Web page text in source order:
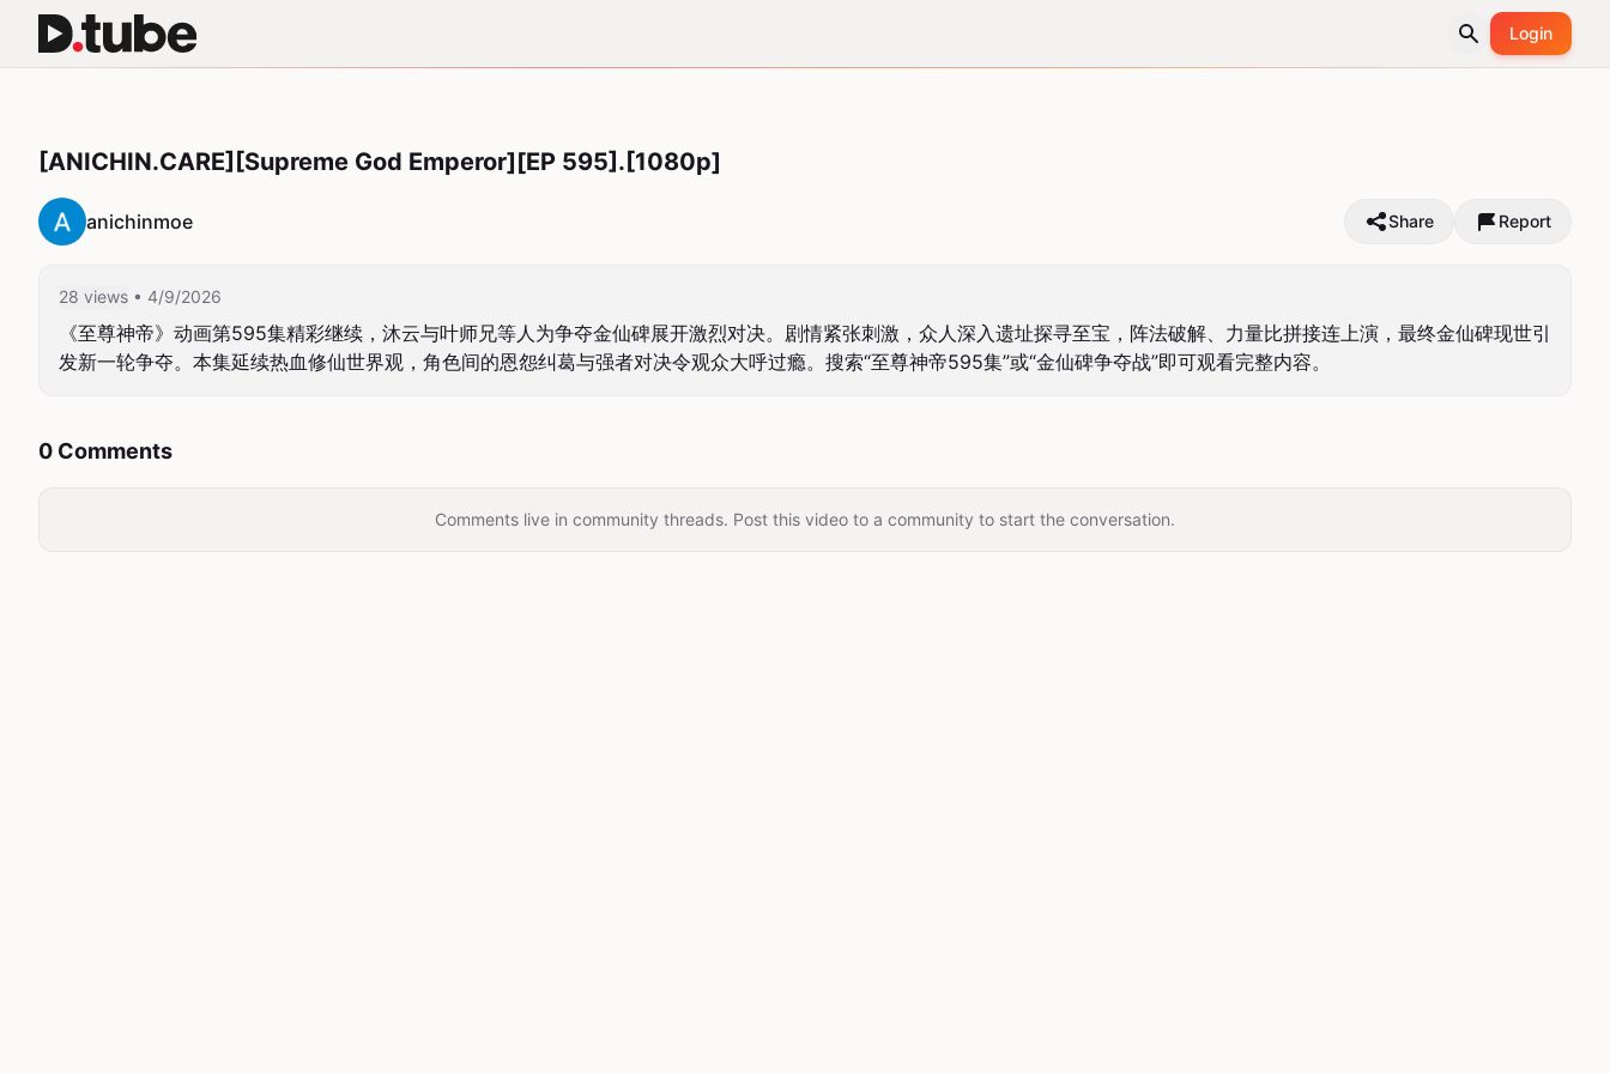
Login
[ANICHIN.CARE][Supreme God Emperor][EP 595].[1080p]
anichinmoe Share Report
28 views • 4/9/2026
《至尊神帝》动画第595集精彩继续，沐云与叶师兄等人为争夺金仙碑展开激烈对决。剧情紧张刺激，众人深入遗址探寻至宝，阵法破解、力量比拼接连上演，最终金仙碑现世引
发新一轮争夺。本集延续热血修仙世界观，角色间的恩怨纠葛与强者对决令观众大呼过瘾。搜索“至尊神帝595集”或“金仙碑争夺战”即可观看完整内容。
0 Comments
Comments live in community threads. Post this video to a community to start the conversation.